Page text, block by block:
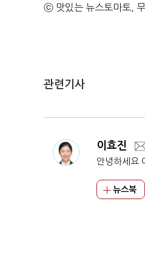
ⓒ 맛있는 뉴스토마토,
관련기사
이효진
안녕하세요
뉴스북